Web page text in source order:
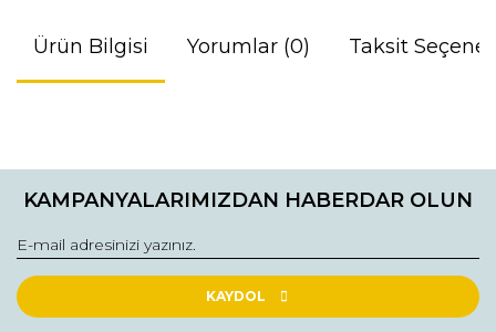
Ürün Bilgisi Yorumlar (0) Taksit
konularda yetersiz gördüğünüz noktaları öneri formunu
Görüş ve önerileriniz için teşekkür ederiz.
Ürün resmi kalitesiz, bozuk veya görüntülenemiyor.
Ürün açıklamasında eksik bilgiler bulunuyor.
KAMPANYALARIMIZDAN HABERDAR OLUN
KAYDOL